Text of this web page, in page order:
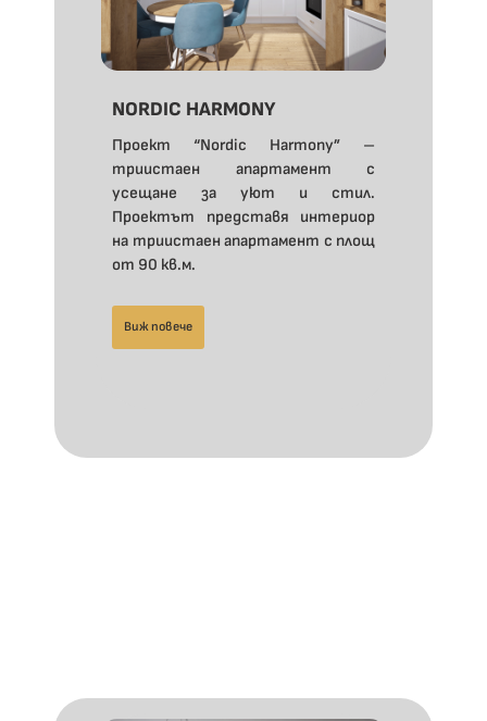
NORDIC HARMONY
Проект “Nordic Harmony” –
триистаен апартамент с
усещане за уют и стил.
Проектът представя интериор
на триистаен апартамент с площ
от 90 кв.м.
Виж повече